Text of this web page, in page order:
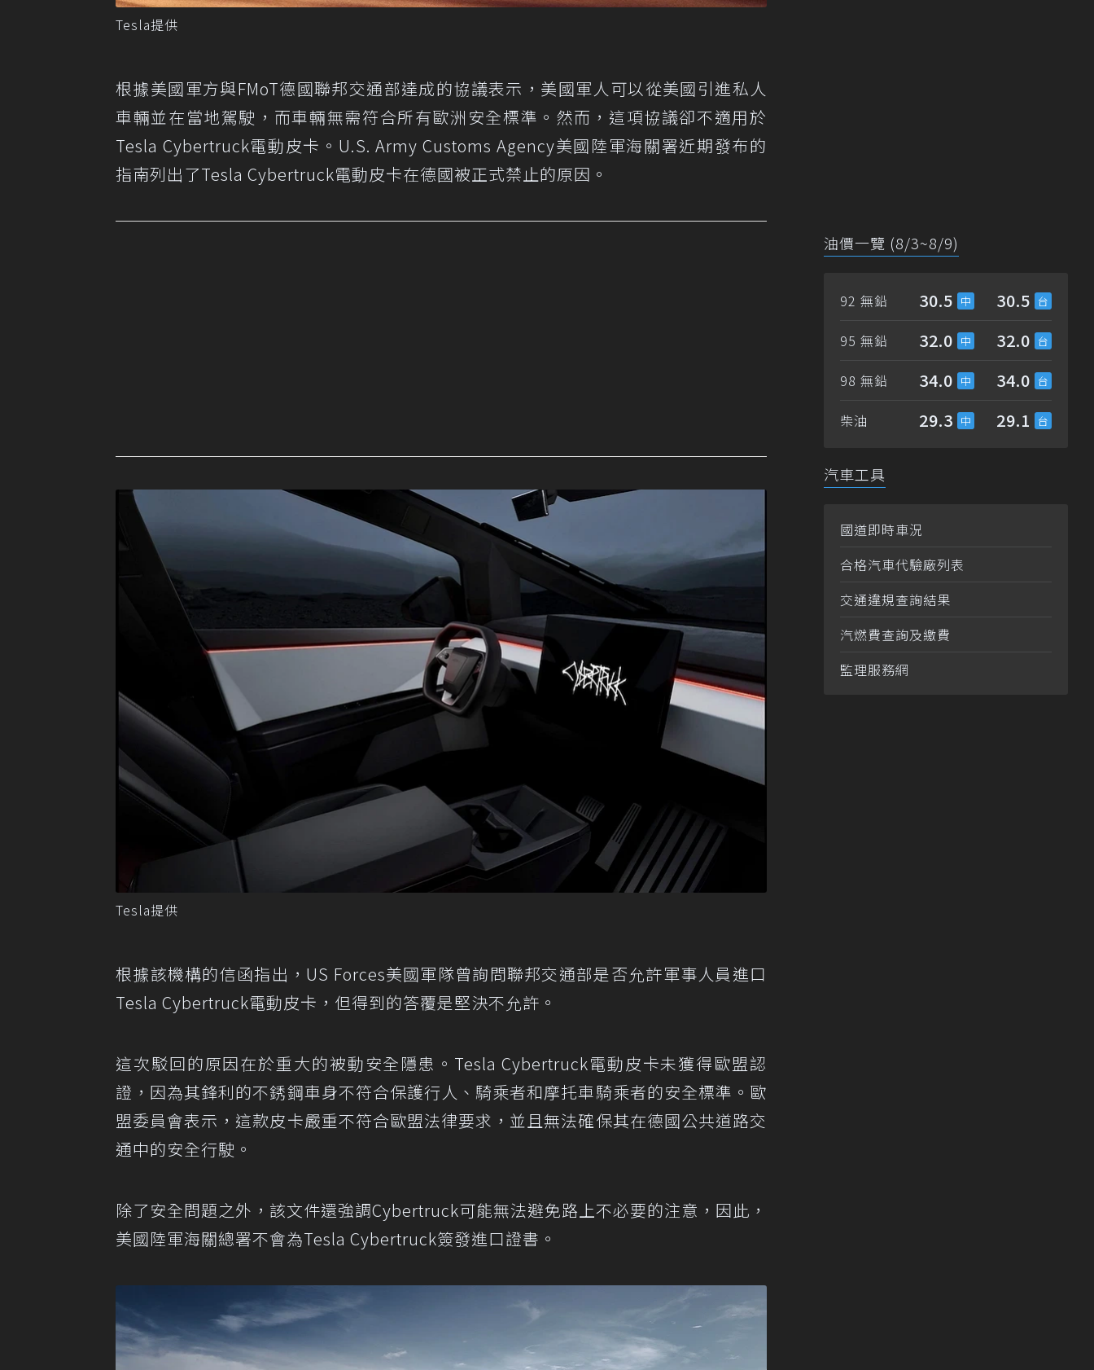
Tesla提供
根據美國軍方與FMoT德國聯邦交通部達成的協議表示，美國軍人可以從美國引進私人
車輛並在當地駕駛，而車輛無需符合所有歐洲安全標準。然而，這項協議卻不適用於
Tesla Cyber​​truck電動皮卡。U.S. Army Customs Agency美國陸軍海關署近期發布的
指南列出了Tesla Cyber​​truck電動皮卡在德國被正式禁止的原因。
Tesla提供
根據該機構的信函指出，US Forces美國軍隊曾詢問聯邦交通部是否允許軍事人員進口
Tesla Cyber​​truck電動皮卡，但得到的答覆是堅決不允許。
這次駁回的原因在於重大的被動安全隱患。Tesla Cyber​​truck電動皮卡未獲得歐盟認
證，因為其鋒利的不銹鋼車身不符合保護行人、騎乘者和摩托車騎乘者的安全標準。歐
盟委員會表示，這款皮卡嚴重不符合歐盟法律要求，並且無法確保其在德國公共道路交
通中的安全行駛。
除了安全問題之外，該文件還強調Cyber​​truck可能無法避免路上不必要的注意，因此，
美國陸軍海關總署不會為Tesla Cyber​​truck簽發進口證書。
油價一覽 (8/3~8/9)
92 無鉛 30.5 30.5
95 無鉛 32.0 32.0
98 無鉛 34.0 34.0
柴油 29.3 29.1
汽車工具
國道即時車況
合格汽車代驗廠列表
交通違規查詢結果
汽燃費查詢及繳費
監理服務網